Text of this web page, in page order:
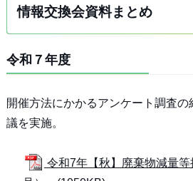
情報交換会資料まとめ
令和７年度
開催方法にかかるアンケート調査
議を実施。
令和7年【秋】廃棄物減量